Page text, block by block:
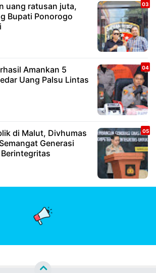
uang ratusan juta,
Bupati Ponorogo
Amankan 5
Uang Palsu Lintas
di Malut, Divhumas
Generasi